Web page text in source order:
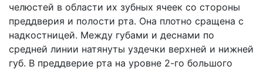
челюстей в области их зубных ячеек со стороны
преддверия и полости рта. Она плотно сращена с
надкостницей. Между губами и деснами по
средней линии натянуты уздечки верхней и нижней
губ. В преддверие рта на уровне 2-го большого